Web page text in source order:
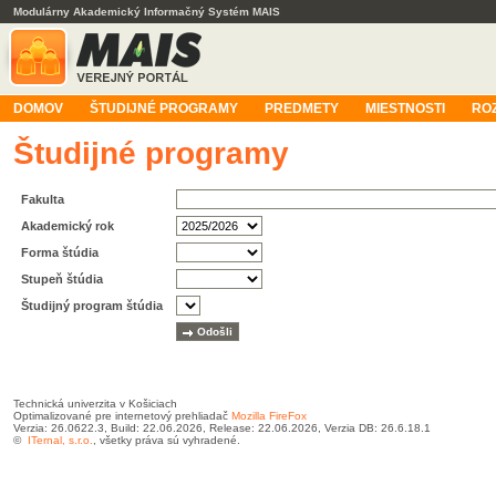
Modulárny Akademický Informačný Systém MAIS
DOMOV ŠTUDIJNÉ PROGRAMY PREDMETY MIESTNOSTI
Študijné programy
Fakulta
Akademický rok
Forma štúdia
Stupeň štúdia
Študijný program štúdia
Technická univerzita v Košiciach
Optimalizované pre internetový prehliadač Mozilla FireFox
Verzia: 26.0622.3, Build: 22.06.2026, Release: 22.06.2026, Verzia DB: 26.6.18.1
© ITernal, s.r.o. , všetky práva sú vyhradené.